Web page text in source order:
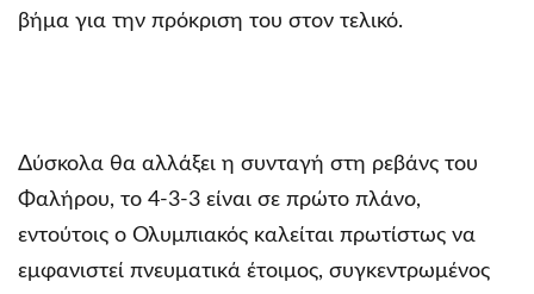
βήμα για την πρόκριση του στον τελικό.
Δύσκολα θα αλλάξει η συνταγή στη ρεβάνς του
Φαλήρου, το 4-3-3 είναι σε πρώτο πλάνο,
εντούτοις ο Ολυμπιακός καλείται πρωτίστως να
εμφανιστεί πνευματικά έτοιμος, συγκεντρωμένος